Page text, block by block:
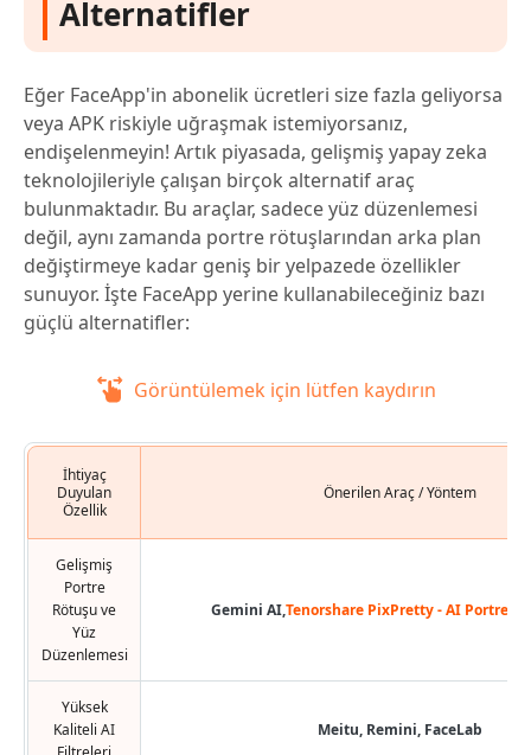
Alternatifler
Eğer FaceApp'in abonelik ücretleri size fazla geliyorsa
veya APK riskiyle uğraşmak istemiyorsanız,
endişelenmeyin! Artık piyasada, gelişmiş yapay zeka
teknolojileriyle çalışan birçok alternatif araç
bulunmaktadır. Bu araçlar, sadece yüz düzenlemesi
değil, aynı zamanda portre rötuşlarından arka plan
değiştirmeye kadar geniş bir yelpazede özellikler
sunuyor. İşte FaceApp yerine kullanabileceğiniz bazı
güçlü alternatifler:
Görüntülemek için lütfen kaydırın
İhtiyaç
Duyulan
Özellik
Önerilen Araç / Yöntem
Gelişmiş
Portre
Rötuşu ve
Yüz
Düzenlemesi
Gemini AI,Tenorshare PixPretty - AI Portre
Yüksek
Kaliteli AI
Meitu, Remini, FaceLab